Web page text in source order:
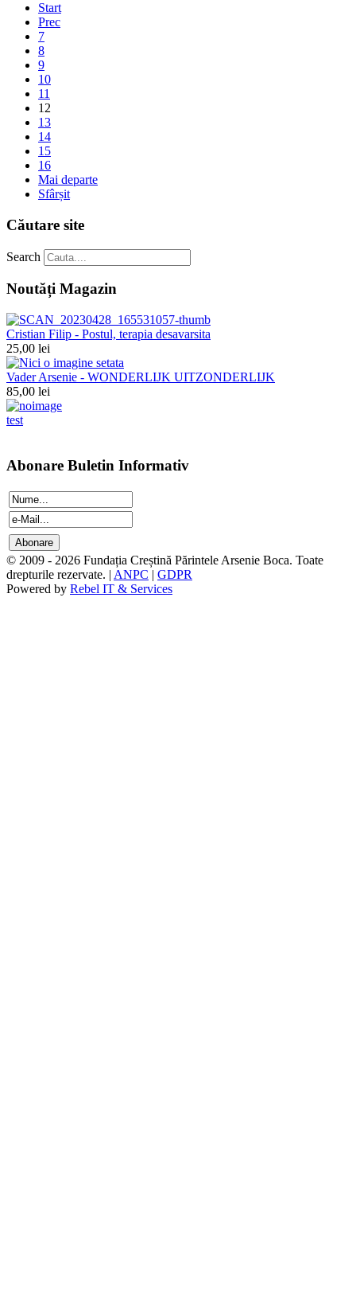
Start
Prec
7
8
9
10
11
12
13
14
15
16
Mai departe
Sfârșit
Căutare site
Search
Noutăți Magazin
Cristian Filip - Postul, terapia desavarsita
25,00 lei
Vader Arsenie - WONDERLIJK UITZONDERLIJK
85,00 lei
test
Abonare Buletin Informativ
© 2009 - 2026 Fundația Creștină Părintele Arsenie Boca. Toate
drepturile rezervate. | ANPC | GDPR
Powered by Rebel IT & Services